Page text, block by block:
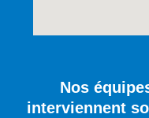
Nos
interviennent